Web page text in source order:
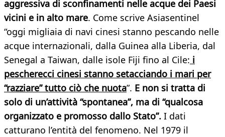
aggressiva di sconfinamenti nelle acque dei Paesi
vicini e in alto mare. Come scrive Asiasentinel
“oggi migliaia di navi cinesi stanno pescando nelle
acque internazionali, dalla Guinea alla Liberia, dal
Senegal a Taiwan, dalle isole Fiji fino al Cile: i
pescherecci cinesi stanno setacciando i mari per
“razziare” tutto ciò che nuota”. E non si tratta di
solo di un’attività “spontanea”, ma di “qualcosa
organizzato e promosso dallo Stato”. I dati
catturano l’entità del fenomeno. Nel 1979 il